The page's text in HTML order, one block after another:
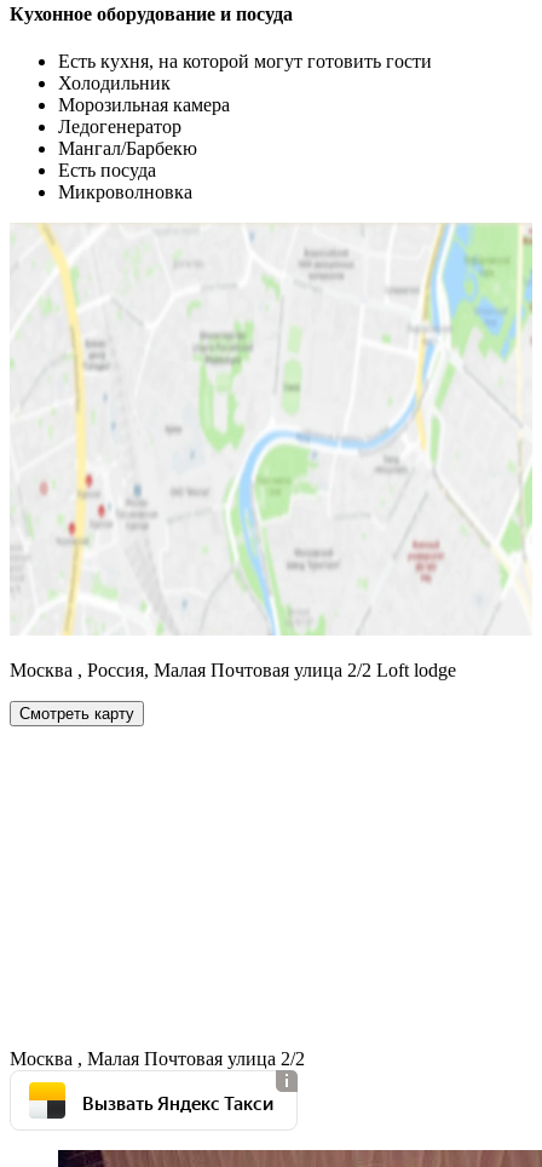
Кухонное оборудование и посуда
Есть кухня, на которой могут готовить гости
Холодильник
Морозильная камера
Ледогенератор
Мангал/Барбекю
Есть посуда
Микроволновка
Москва , Россия, Малая Почтовая улица 2/2 Loft lodge
Смотреть карту
Москва , Малая Почтовая улица 2/2
Вызвать Яндекс Такси